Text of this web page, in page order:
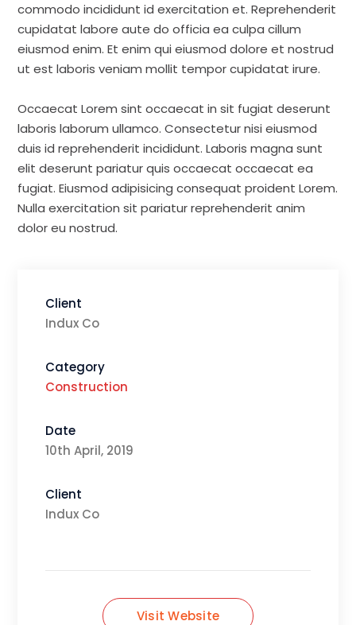
commodo incididunt id exercitation et. Reprehenderit
cupidatat labore aute do officia ea culpa cillum
eiusmod enim. Et enim qui eiusmod dolore et nostrud
ut est laboris veniam mollit tempor cupidatat irure.
Occaecat Lorem sint occaecat in sit fugiat deserunt
laboris laborum ullamco. Consectetur nisi eiusmod
duis id reprehenderit incididunt. Laboris magna sunt
elit deserunt pariatur quis occaecat occaecat ea
fugiat. Eiusmod adipisicing consequat proident Lorem.
Nulla exercitation sit pariatur reprehenderit anim
dolor eu nostrud.
Client
Indux Co
Category
Construction
Date
10th April, 2019
Client
Indux Co
Visit Website